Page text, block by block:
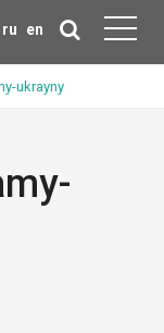
ru en
ukrayny